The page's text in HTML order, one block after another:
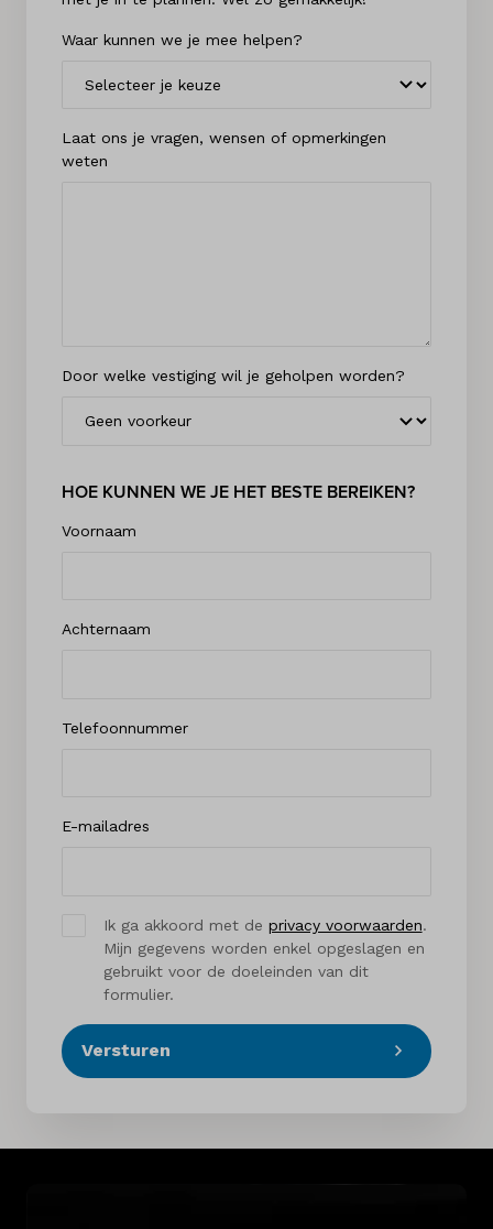
Waar kunnen we je mee helpen?
Laat ons je vragen, wensen of opmerkingen
weten
Door welke vestiging wil je geholpen worden?
HOE KUNNEN WE JE HET BESTE BEREIKEN?
Voornaam
Achternaam
Telefoonnummer
E-mailadres
Ik ga akkoord met de privacy voorwaarden.
Mijn gegevens worden enkel opgeslagen en
gebruikt voor de doeleinden van dit
formulier.
Versturen